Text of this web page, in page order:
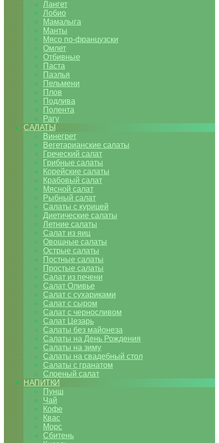
Лангет
Лобио
Мамалыга
Манты
Мясо по-французски
Омлет
Отбивные
Паста
Паэлья
Пельмени
Плов
Подлива
Полента
Рагу
САЛАТЫ
Винегрет
Вегетарианские салаты
Греческий салат
Грибные салаты
Корейские салаты
Крабовый салат
Мясной салат
Рыбный салат
Салаты с курицей
Диетические салаты
Летние салаты
Салат из яиц
Овощные салаты
Острые салаты
Постные салаты
Простые салаты
Салат из печени
Салат Оливье
Салат с сухариками
Салат с сыром
Салат с черносливом
Салат Цезарь
Салаты без майонеза
Салаты на День Рождения
Салаты на зиму
Салаты на свадебный стол
Салаты с гранатом
Слоеный салат
НАПИТКИ
Пунш
Чай
Кофе
Квас
Морс
Сбитень